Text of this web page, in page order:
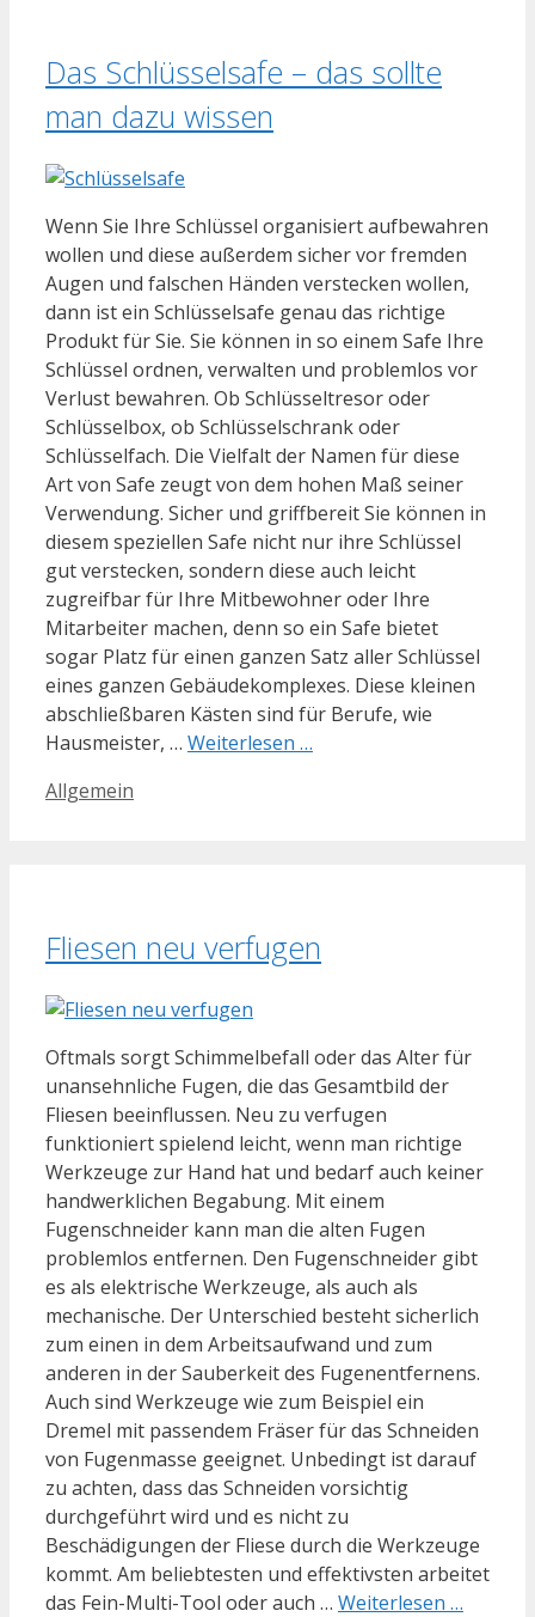
Das Schlüsselsafe – das sollte
man dazu wissen
Wenn Sie Ihre Schlüssel organisiert aufbewahren
wollen und diese außerdem sicher vor fremden
Augen und falschen Händen verstecken wollen,
dann ist ein Schlüsselsafe genau das richtige
Produkt für Sie. Sie können in so einem Safe Ihre
Schlüssel ordnen, verwalten und problemlos vor
Verlust bewahren. Ob Schlüsseltresor oder
Schlüsselbox, ob Schlüsselschrank oder
Schlüsselfach. Die Vielfalt der Namen für diese
Art von Safe zeugt von dem hohen Maß seiner
Verwendung. Sicher und griffbereit Sie können in
diesem speziellen Safe nicht nur ihre Schlüssel
gut verstecken, sondern diese auch leicht
zugreifbar für Ihre Mitbewohner oder Ihre
Mitarbeiter machen, denn so ein Safe bietet
sogar Platz für einen ganzen Satz aller Schlüssel
eines ganzen Gebäudekomplexes. Diese kleinen
abschließbaren Kästen sind für Berufe, wie
Hausmeister, … Weiterlesen …
Kategorien
Allgemein
Fliesen neu verfugen
Oftmals sorgt Schimmelbefall oder das Alter für
unansehnliche Fugen, die das Gesamtbild der
Fliesen beeinflussen. Neu zu verfugen
funktioniert spielend leicht, wenn man richtige
Werkzeuge zur Hand hat und bedarf auch keiner
handwerklichen Begabung. Mit einem
Fugenschneider kann man die alten Fugen
problemlos entfernen. Den Fugenschneider gibt
es als elektrische Werkzeuge, als auch als
mechanische. Der Unterschied besteht sicherlich
zum einen in dem Arbeitsaufwand und zum
anderen in der Sauberkeit des Fugenentfernens.
Auch sind Werkzeuge wie zum Beispiel ein
Dremel mit passendem Fräser für das Schneiden
von Fugenmasse geeignet. Unbedingt ist darauf
zu achten, dass das Schneiden vorsichtig
durchgeführt wird und es nicht zu
Beschädigungen der Fliese durch die Werkzeuge
kommt. Am beliebtesten und effektivsten arbeitet
das Fein-Multi-Tool oder auch … Weiterlesen …